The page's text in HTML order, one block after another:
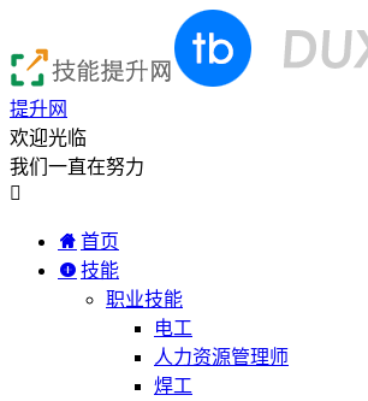
提升网
欢迎光临
我们一直在努力

首页
技能
职业技能
电工
人力资源管理师
焊工